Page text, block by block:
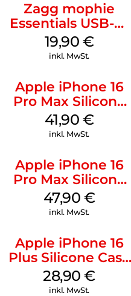
Zagg mophie
Essentials USB-C-
20W Charger PD
Weiß
19,90 €
inkl. MwSt.
Apple iPhone 16
Pro Max Silicone
Case MagSafe
Ultramarine
41,90 €
inkl. MwSt.
Apple iPhone 16
Pro Max Silicone
Case MagSafe
Black
47,90 €
inkl. MwSt.
Apple iPhone 16
Plus Silicone Case
MagSafe Black
28,90€
inkl. MwSt.